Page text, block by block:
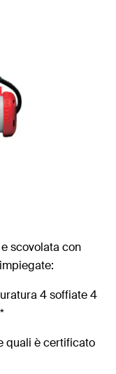
scovolata con
4 soffiate 4
quali è certificato